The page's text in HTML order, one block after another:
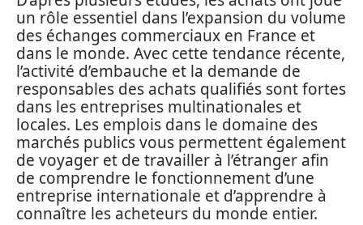
un rôle essentiel dans l’expansion du volume
des échanges commerciaux en France et
dans le monde. Avec cette tendance récente,
l’activité d’embauche et la demande de
responsables des achats qualifiés sont fortes
dans les entreprises multinationales et
locales. Les emplois dans le domaine des
marchés publics vous permettent également
de voyager et de travailler à l’étranger afin
de comprendre le fonctionnement d’une
entreprise internationale et d’apprendre à
connaître les acheteurs du monde entier.